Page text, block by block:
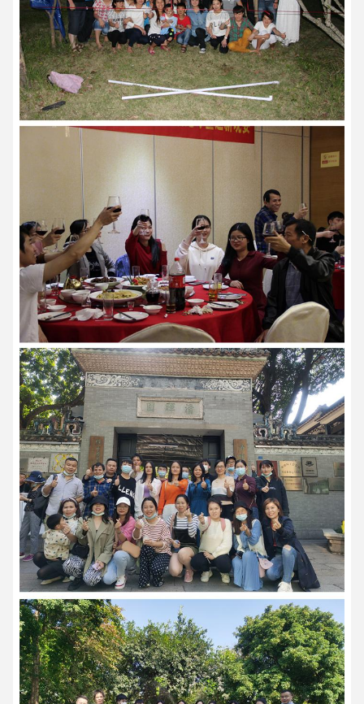
Lisa Wu
9:14 AM
Good day, what product are you looking for?